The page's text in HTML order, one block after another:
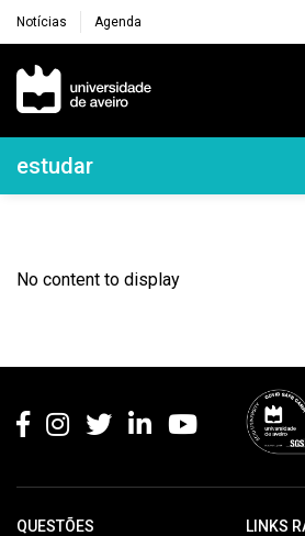
Notícias Agenda
Navegação Principal
Navegação Lateral
estudar
No content to display
QUESTÕES LINKS